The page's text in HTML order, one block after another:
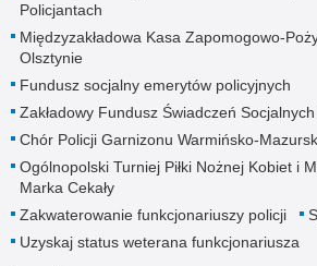
Policjantach
Międzyzakładowa Kasa Zapomogowo-
Olsztynie
Fundusz socjalny emerytów policyjnych
Zakładowy Fundusz Świadczeń
Chór Policji Garnizonu Warmińsko-
Ogólnopolski Turniej Piłki Nożnej Kobiet i
Marka Cekały
Zakwaterowanie funkcjonariuszy policji
Uzyskaj status weterana funkcjonariusza